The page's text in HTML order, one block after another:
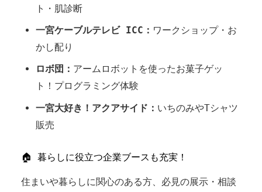
ト・肌診断
一宮ケーブルテレビ ICC： ワークショップ・お
かし配り
ロボ団： アームロボットを使ったお菓子ゲッ
ト！プログラミング体験
一宮大好き！アクアサイド： いちのみやTシャツ
販売
🏠 暮らしに役立つ企業ブースも充実！
住まいや暮らしに関心のある方、必見の展示・相談